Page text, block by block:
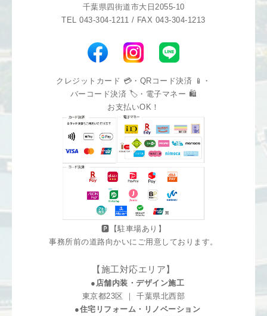
千葉県四街道市大日2055-10
TEL 043-304-1211 / FAX 043-304-1213
クレジットカード 💳・QRコード決済 📱・
バーコード決済 🏷️・電子マネー 🛍️
お支払いOK！
🅿️【駐車場あり】
事務所前の道路向かいにご用意しております。
【施工対応エリア】
●店舗内装・デザイン施工
東京都23区 ｜ 千葉県北西部
●住宅リフォーム・リノベーション